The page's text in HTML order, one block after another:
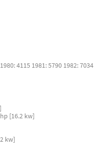
4115 1981: 5790 1982: 7034
[16.2 kw]
kw]